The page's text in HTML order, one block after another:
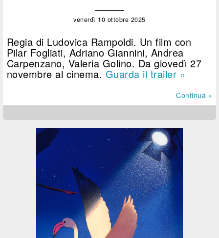
venerdì 10 ottobre 2025
Regia di Ludovica Rampoldi. Un film con
Pilar Fogliati, Adriano Giannini, Andrea
Carpenzano, Valeria Golino. Da giovedì 27
novembre al cinema. Guarda il trailer »
Continua »